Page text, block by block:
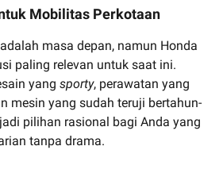
Mobilitas Perkotaan
masa depan, namun Honda
paling relevan untuk saat ini.
yang sporty, perawatan yang
mesin yang sudah teruji bertahun-
pilihan rasional bagi Anda yang
tanpa drama.